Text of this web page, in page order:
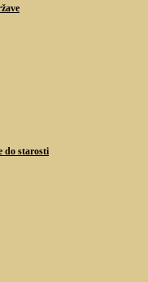
do starosti